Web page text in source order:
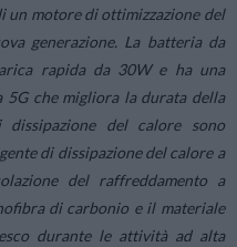
un motore di ottimizzazione del
generazione. La batteria da
rapida da 30W e ha una
che migliora la durata della
del calore sono
di dissipazione del calore a
del raffreddamento a
di carbonio e il materiale
durante le attività ad alta